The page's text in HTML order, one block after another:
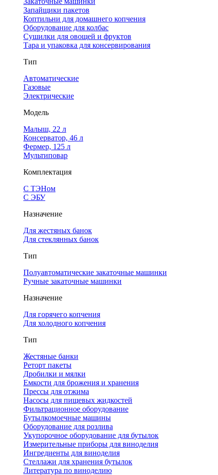
Запайщики пакетов
Коптильни для домашнего копчения
Оборудование для колбас
Сушилки для овощей и фруктов
Тара и упаковка для консервирования
Тип
Автоматические
Газовые
Электрические
Модель
Малыш, 22 л
Консерватор, 46 л
Фермер, 125 л
Мультиповар
Комплектация
С ТЭНом
С ЭБУ
Назначение
Для жестяных банок
Для стеклянных банок
Тип
Полуавтоматические закаточные машинки
Ручные закаточные машинки
Назначение
Для горячего копчения
Для холодного копчения
Тип
Жестяные банки
Реторт пакеты
Дробилки и мялки
Емкости для брожения и хранения
Прессы для отжима
Насосы для пищевых жидкостей
Фильтрационное оборудование
Бутылкомоечные машины
Оборудование для розлива
Укупорочное оборудование для бутылок
Измерительные приборы для виноделия
Ингредиенты для виноделия
Стеллажи для хранения бутылок
Литература по виноделию